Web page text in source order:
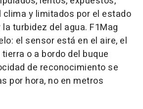
clima y limitados por el estado
turbidez del agua. F1Mag
el sensor está en el aire, el
o a bordo del buque
de reconocimiento se
por hora, no en metros